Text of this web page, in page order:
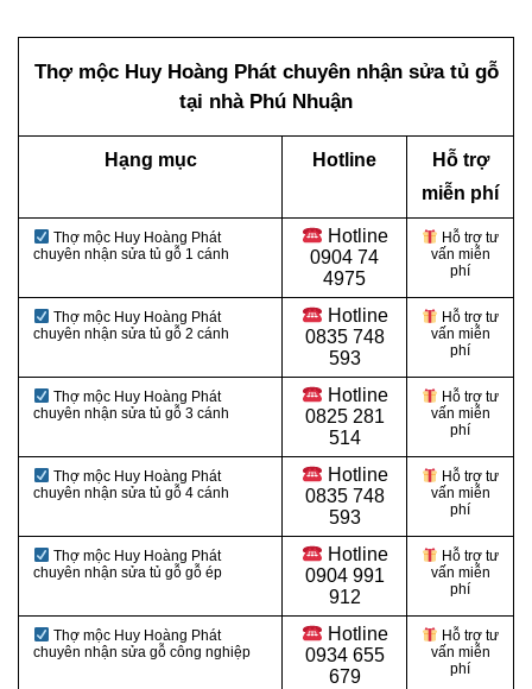
Thợ mộc Huy Hoàng Phát chuyên nhận sửa tủ gỗ
tại nhà Phú Nhuận
Hạng mục Hotline
Hỗ trợ
miễn phí
Thợ mộc Huy Hoàng Phát
chuyên nhận sửa tủ gỗ 1 cánh
Hotline
0904 74
4975
Hỗ trợ tư
vấn miễn
phí
Thợ mộc Huy Hoàng Phát
chuyên nhận sửa tủ gỗ 2 cánh
Hotline
0835 748
593
Hỗ trợ tư
vấn miễn
phí
Thợ mộc Huy Hoàng Phát
chuyên nhận sửa tủ gỗ 3 cánh
Hotline
0825 281
514
Hỗ trợ tư
vấn miễn
phí
Thợ mộc Huy Hoàng Phát
chuyên nhận sửa tủ gỗ 4 cánh
Hotline
0835 748
593
Hỗ trợ tư
vấn miễn
phí
Thợ mộc Huy Hoàng Phát
chuyên nhận sửa tủ gỗ gỗ ép
Hotline
0904 991
912
Hỗ trợ tư
vấn miễn
phí
Thợ mộc Huy Hoàng Phát
chuyên nhận sửa gỗ công nghiệp
Hotline
0934 655
679
Hỗ trợ tư
vấn miễn
phí